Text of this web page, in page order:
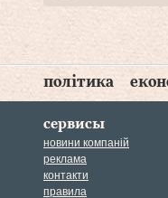
політика
сервисы
новини компаній
реклама
контакти
правила